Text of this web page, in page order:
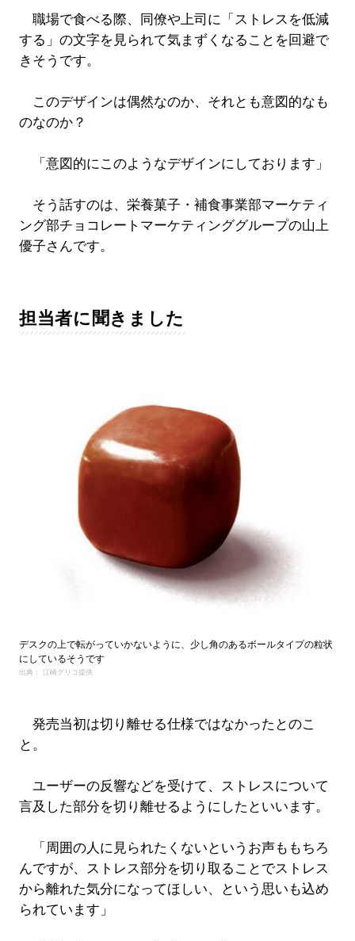
職場で食べる際、同僚や上司に「ストレスを低減
する」の文字を見られて気まずくなることを回避で
きそうです。
このデザインは偶然なのか、それとも意図的なも
のなのか？
「意図的にこのようなデザインにしております」
そう話すのは、栄養菓子・補食事業部マーケティ
ング部チョコレートマーケティンググループの山上
優子さんです。
担当者に聞きました
デスクの上で転がっていかないように、少し角のあるボールタイプの粒状
にしているそうです
出典： 江崎グリコ提供
発売当初は切り離せる仕様ではなかったとのこ
と。
ユーザーの反響などを受けて、ストレスについて
言及した部分を切り離せるようにしたといいます。
「周囲の人に見られたくないというお声ももちろ
んですが、ストレス部分を切り取ることでストレス
から離れた気分になってほしい、という思いも込め
られています」